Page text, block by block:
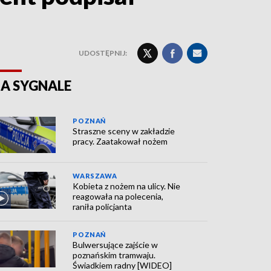
UDOSTĘPNIJ:
SYGNALE
POZNAŃ
Straszne sceny w zakładzie
pracy. Zaatakował nożem
WARSZAWA
Kobieta z nożem na ulicy. Nie
reagowała na polecenia,
raniła policjanta
POZNAŃ
Bulwersujące zajście w
poznańskim tramwaju.
Świadkiem radny [WIDEO]